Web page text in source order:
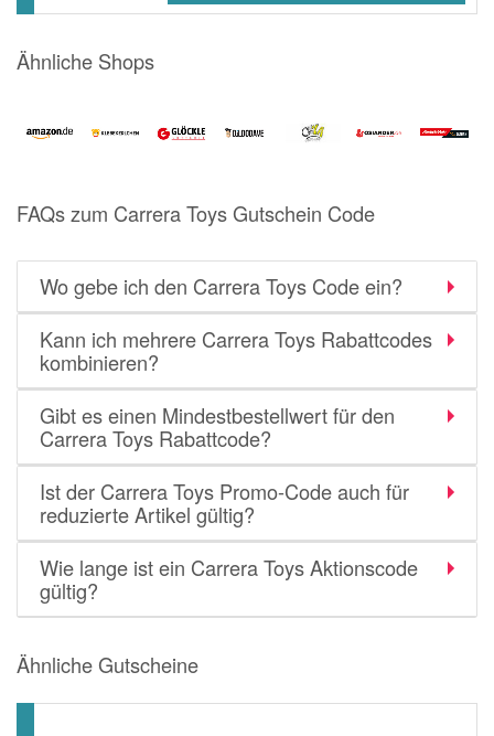
Notino
Pets Deli
SNIPES
Click & Boat
Lidl
BOGNER
XXXLutz
BADER
momox
GALERIA
vidaXL
bonprix
Ähnliche Shops
FAQs zum Carrera Toys Gutschein Code
Wo gebe ich den Carrera Toys Code ein?
Kann ich mehrere Carrera Toys Rabattcodes
kombinieren?
Gibt es einen Mindestbestellwert für den
Carrera Toys Rabattcode?
Ist der Carrera Toys Promo-Code auch für
reduzierte Artikel gültig?
Wie lange ist ein Carrera Toys Aktionscode
gültig?
Ähnliche Gutscheine